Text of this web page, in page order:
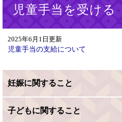
児童手当を受ける
2025年6月1日更新
児童手当の支給について
妊娠に関すること
子どもに関すること